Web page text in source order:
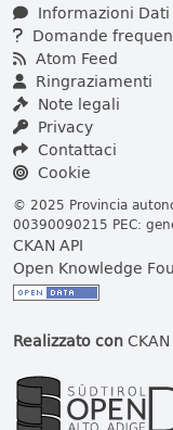
Informazioni
Domande
Atom Feed
Ringraziamenti
Note legali
Privacy
Contattaci
Cookie
© 2025 Provincia
00390090215 PEC:
CKAN API
Open Knowledge
Realizzato conCKAN